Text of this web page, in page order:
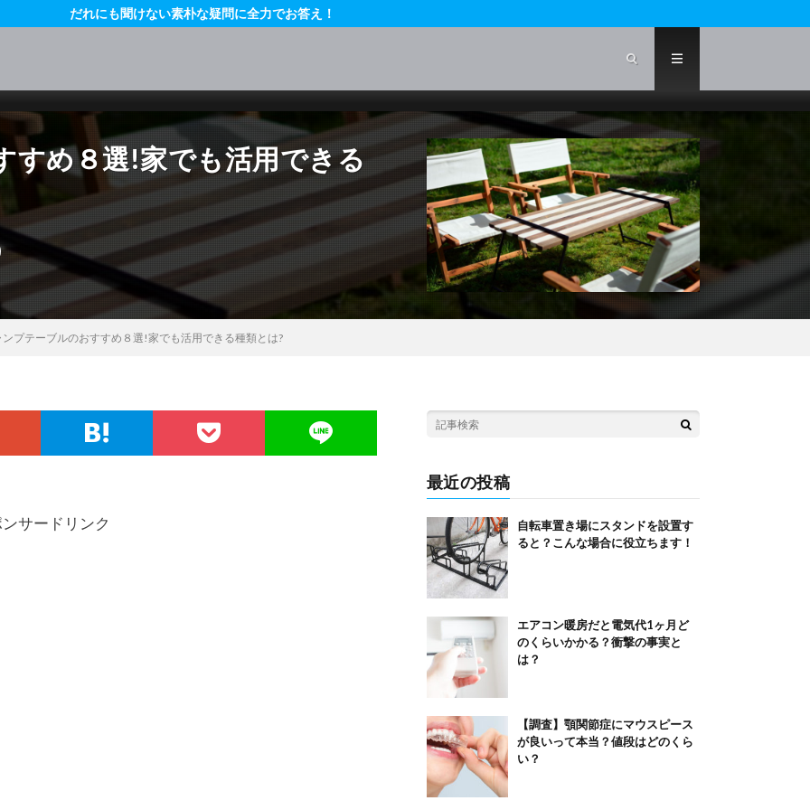
だれにも聞けない素朴な疑問に全力でお答え！
すめ８選!家でも活用できる
ンプテーブルのおすすめ８選!家でも活用できる種類とは?
サードリンク
最近の投稿
自転車置き場にスタンドを設置す
ると？こんな場合に役立ちます！
エアコン暖房だと電気代1ヶ月ど
のくらいかかる？衝撃の事実と
は？
【調査】顎関節症にマウスピース
が良いって本当？値段はどのくら
い？